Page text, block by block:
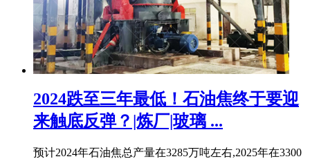
2024跌至三年最低！石油焦终于要迎
来触底反弹？|炼厂|玻璃 ...
预计2024年石油焦总产量在3285万吨左右,2025年在3300